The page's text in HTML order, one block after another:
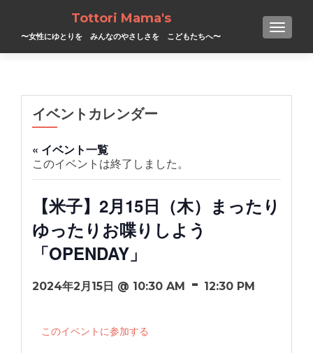
Tottori Mama's
〜女性にゆとりを みんなのやさしさを こどもたちへ〜
イベントカレンダー
« イベント一覧
このイベントは終了しました。
【米子】2月15日（木）まったり
ゆったりお喋りしよう
「OPENDAY」
2024年2月15日 @ 10:30 AM - 12:30 PM
このイベントに参加する